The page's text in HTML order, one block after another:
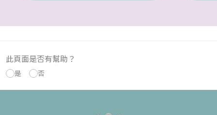
此頁面是否有幫助？
是 否